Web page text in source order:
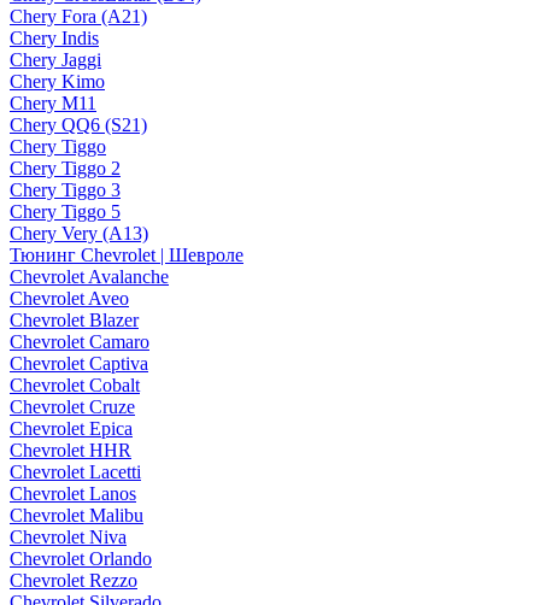
Chery Fora (A21)
Chery Indis
Chery Jaggi
Chery Kimo
Chery M11
Chery QQ6 (S21)
Chery Tiggo
Chery Tiggo 2
Chery Tiggo 3
Chery Tiggo 5
Chery Very (A13)
Тюнинг Chevrolet | Шевроле
Chevrolet Avalanche
Chevrolet Aveo
Chevrolet Blazer
Chevrolet Camaro
Chevrolet Captiva
Chevrolet Cobalt
Chevrolet Cruze
Chevrolet Epica
Chevrolet HHR
Chevrolet Lacetti
Chevrolet Lanos
Chevrolet Malibu
Chevrolet Niva
Chevrolet Orlando
Chevrolet Rezzo